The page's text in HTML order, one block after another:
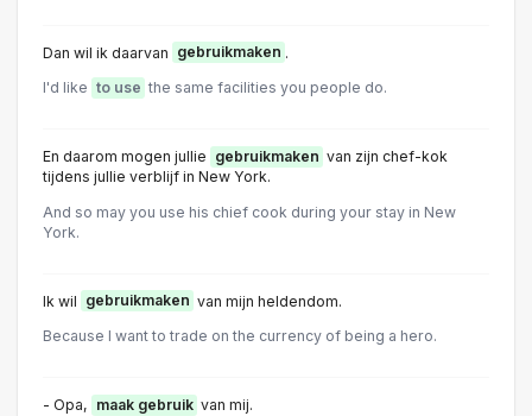
Dan wil ik daarvan gebruikmaken .
I'd like to use the same facilities you people do.
En daarom mogen jullie gebruikmaken van zijn chef-kok
tijdens jullie verblijf in New York.
And so may you use his chief cook during your stay in New
York.
Ik wil gebruikmaken van mijn heldendom.
Because I want to trade on the currency of being a hero.
- Opa, maak gebruik van mij.